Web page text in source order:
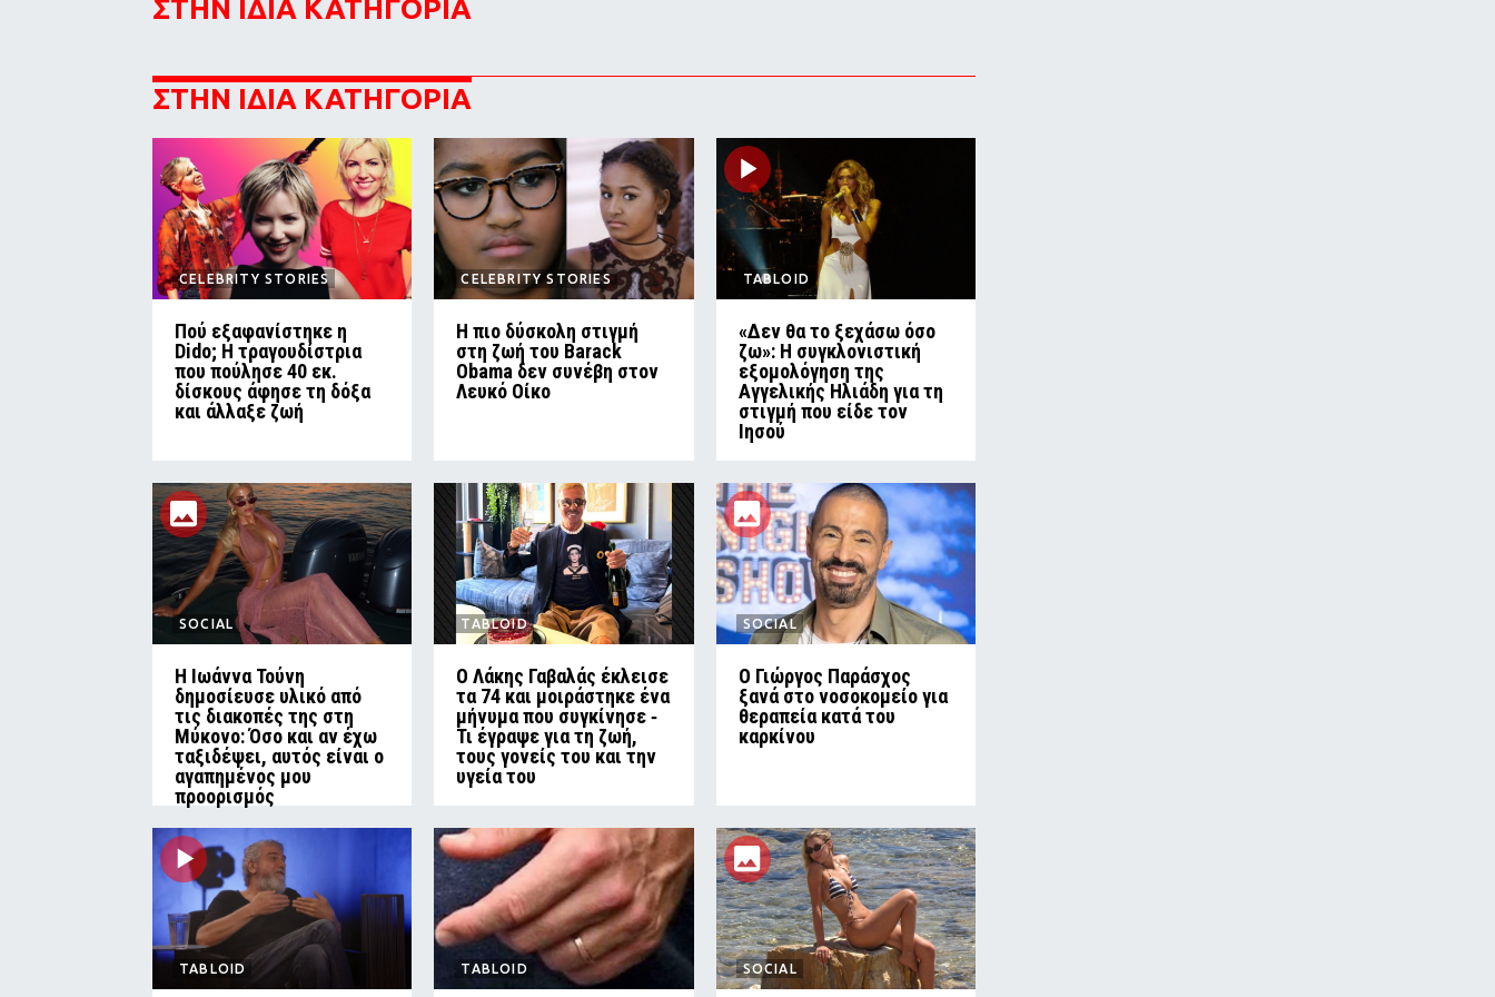
ΣΤΗΝ ΙΔΙΑ ΚΑΤΗΓΟΡΙΑ
ΣΤΗΝ ΙΔΙΑ ΚΑΤΗΓΟΡΙΑ
CELEBRITY STORIES
Πού εξαφανίστηκε η
Dido; Η τραγουδίστρια
που πούλησε 40 εκ.
δίσκους άφησε τη δόξα
και άλλαξε ζωή
CELEBRITY STORIES
Η πιο δύσκολη στιγμή
στη ζωή του Barack
Obama δεν συνέβη στον
Λευκό Οίκο
TABLOID
«Δεν θα το ξεχάσω όσο
ζω»: Η συγκλονιστική
εξομολόγηση της
Αγγελικής Ηλιάδη για τη
στιγμή που είδε τον
Ιησού
SOCIAL
Η Ιωάννα Τούνη
δημοσίευσε υλικό από
τις διακοπές της στη
Μύκονο: Όσο και αν έχω
ταξιδέψει, αυτός είναι ο
αγαπημένος μου
προορισμός
TABLOID
Ο Λάκης Γαβαλάς έκλεισε
τα 74 και μοιράστηκε ένα
μήνυμα που συγκίνησε ‑
Τι έγραψε για τη ζωή,
τους γονείς του και την
υγεία του
SOCIAL
O Γιώργος Παράσχος
ξανά στο νοσοκομείο για
θεραπεία κατά του
καρκίνου
TABLOID TABLOID SOCIAL